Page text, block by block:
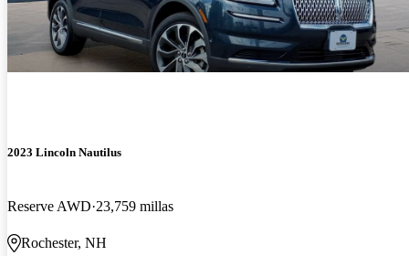
2023 Lincoln Nautilus
Reserve AWD 23,759 millas
Rochester, NH